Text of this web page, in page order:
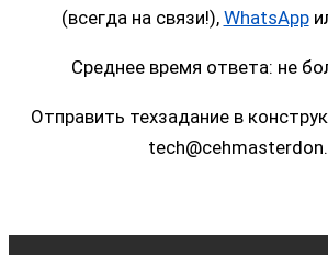
(всегда на связи!), WhatsApp
Среднее время ответа: не
Отправить техзадание в